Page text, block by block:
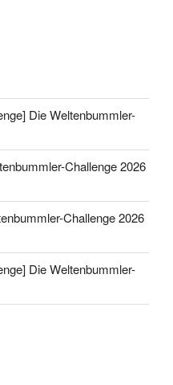
Die Weltenbummler-
Challenge 2026
Challenge 2026
Die Weltenbummler-